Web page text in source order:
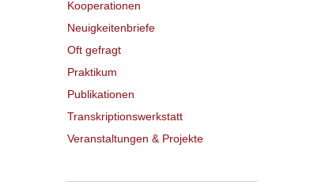
Kooperationen
Neuigkeitenbriefe
Oft gefragt
Praktikum
Publikationen
Transkriptionswerkstatt
Veranstaltungen & Projekte